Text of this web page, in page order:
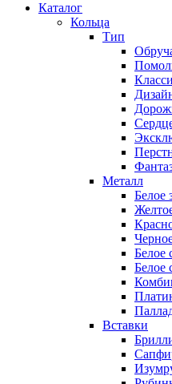
Каталог
Кольца
Тип
Металл
Белое
Белое
Белое
Вставки